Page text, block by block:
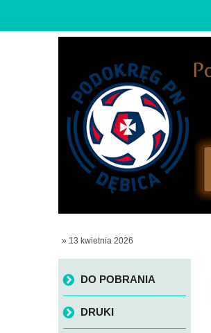
» 13 kwietnia 2026
DO POBRANIA
DRUKI